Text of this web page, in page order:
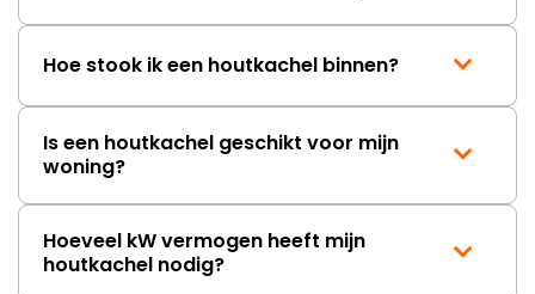
Hoe stook ik een houtkachel binnen?
Is een houtkachel geschikt voor mijn
woning?
Hoeveel kW vermogen heeft mijn
houtkachel nodig?